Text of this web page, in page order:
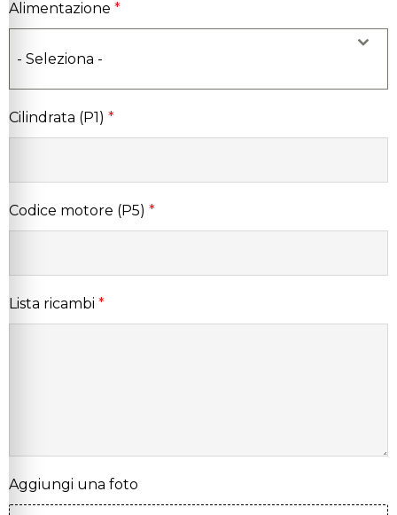
Alimentazione *
- Seleziona -
Cilindrata (P1) *
Codice motore (P5) *
Lista ricambi *
Aggiungi una foto